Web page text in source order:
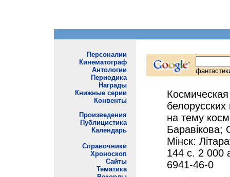
на тему
Баравiкова;
Мінск:
144 с. 2 000
6941-46-0